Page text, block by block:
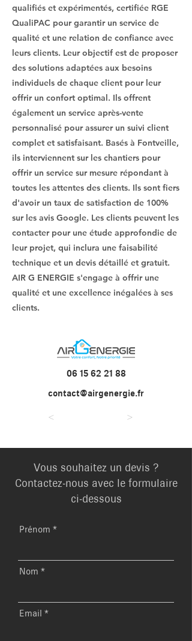
qualifiés et expérimentés, certifiée RGE
QualiPAC pour garantir un service de
qualité et une relation de confiance avec
leurs clients. Leur objectif est de proposer
des solutions adaptées aux besoins
individuels de chaque client pour leur
offrir un confort optimal. Ils offrent
également un service après-vente
personnalisé pour assurer un suivi client
complet et satisfaisant. Basés à Fontveille,
ils interviennent sur les chantiers pour
offrir un service sur mesure répondant à
toutes les attentes des clients. Ils sont fiers
d'avoir un taux de satisfaction de 100%
sur les avis Google. Les clients peuvent les
contacter pour une étude approfondie de
leur projet, qui inclura une faisabilité
technique et un devis détaillé et gratuit.
AIR G ENERGIE s'engage à offrir une
qualité et une excellence inégalées à ses
clients.
06 15 62 21 88
contact@airgenergie.fr
< >
Vous souhaitez un devis ?
Contactez-nous avec le formulaire
ci-dessous
Prénom
Nom
Email